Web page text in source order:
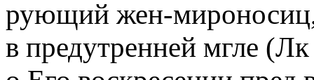
рующий жен-
в предутренней мгле